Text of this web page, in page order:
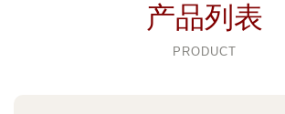
产品列表
PRODUCT